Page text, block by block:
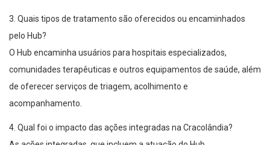
3. Quais tipos de tratamento são oferecidos ou encaminhados
pelo Hub?
O Hub encaminha usuários para hospitais especializados,
comunidades terapêuticas e outros equipamentos de saúde, além
de oferecer serviços de triagem, acolhimento e
acompanhamento.
4. Qual foi o impacto das ações integradas na Cracolândia?